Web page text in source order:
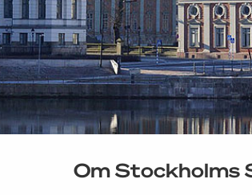
Om Stockholms